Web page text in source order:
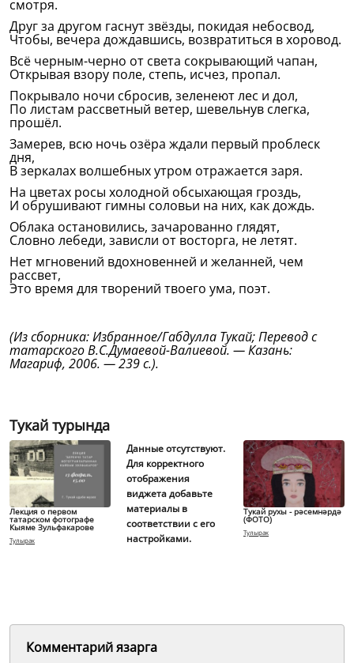
смотря.
Друг за другом гаснут звёзды, покидая небосвод,
Чтобы, вечера дождавшись, возвратиться в хоровод.
Всё черным-черно от света сокрывающий чапан,
Открывая взору поле, степь, исчез, пропал.
Покрывало ночи сбросив, зеленеют лес и дол,
По листам рассветный ветер, шевельнув слегка,
прошёл.
Замерев, всю ночь озёра ждали первый проблеск
дня,
В зеркалах волшебных утром отражается заря.
На цветах росы холодной обсыхающая гроздь,
И обрушивают гимны соловьи на них, как дождь.
Облака остановились, зачарованно глядят,
Словно лебеди, зависли от восторга, не летят.
Нет мгновений вдохновенней и желанней, чем
рассвет,
Это время для творений твоего ума, поэт.
(Из сборника: Избранное/Габдулла Тукай; Перевод с
татарского В.С.Думаевой-Валиевой. — Казань:
Магариф, 2006. — 239 с.).
Тукай турында
Лекция о первом
татарском фотографе
Кыяме Зульфакарове
Тулырак
Данные отсутствуют.
Для корректного
отображения
виджета добавьте
материалы в
соответствии с его
настройками.
Тукай рухы - рәсемнәрдә
(ФОТО)
Тулырак
Комментарий язарга